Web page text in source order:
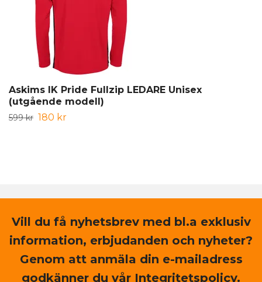
Askims IK Pride Fullzip LEDARE Unisex
(utgående modell)
599 kr 180 kr
Vill du få nyhetsbrev med bl.a exklusiv
information, erbjudanden och nyheter?
Genom att anmäla din e-mailadress
godkänner du vår Integritetspolicy.